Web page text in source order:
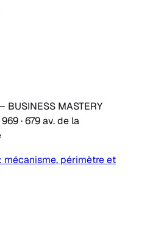
MASTERY
· 679 av. de la
mécanisme, périmètre et